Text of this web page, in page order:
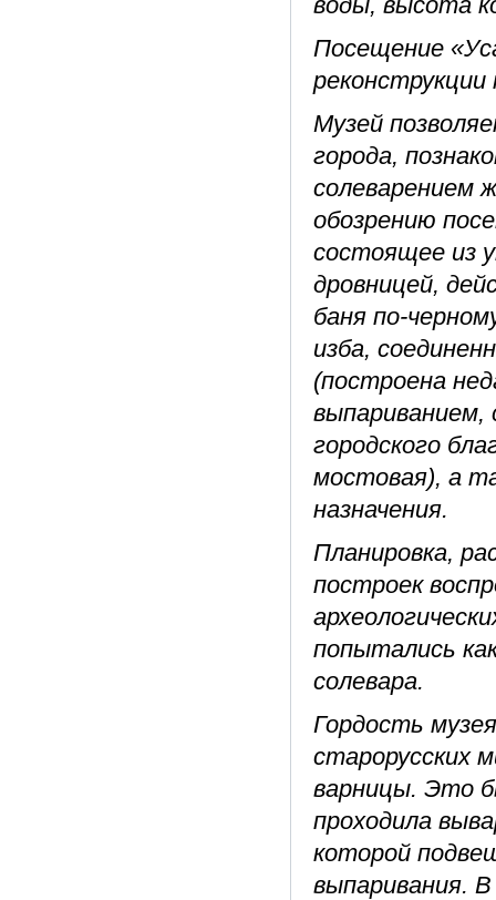
Посещение
Музей
города,
солеварением
обозрению
состоящее из
дровницей,
баня по-
изба,
(построена
городского
мостовая), а
назначения.
Планировка,
построек
попытались
солевара.
Гордость
старорусских
варницы. Это
проходила
которой
выпаривания.